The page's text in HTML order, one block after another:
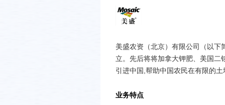
美盛农资（北京）有限公司（以下简称
立。先后将将加拿大钾肥、美国
引进中国,帮助中国农民在有限的
业务特点